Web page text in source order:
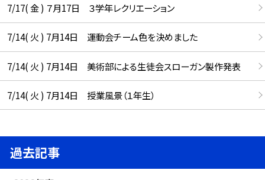
7/17( 金 ) ７月17日 ３学年レクリエーション
7/14( 火 ) 7月14日 運動会チーム色を決めました
7/14( 火 ) 7月14日 美術部による生徒会スローガン製作発表
7/14( 火 ) 7月14日 授業風景（１年生）
過去記事